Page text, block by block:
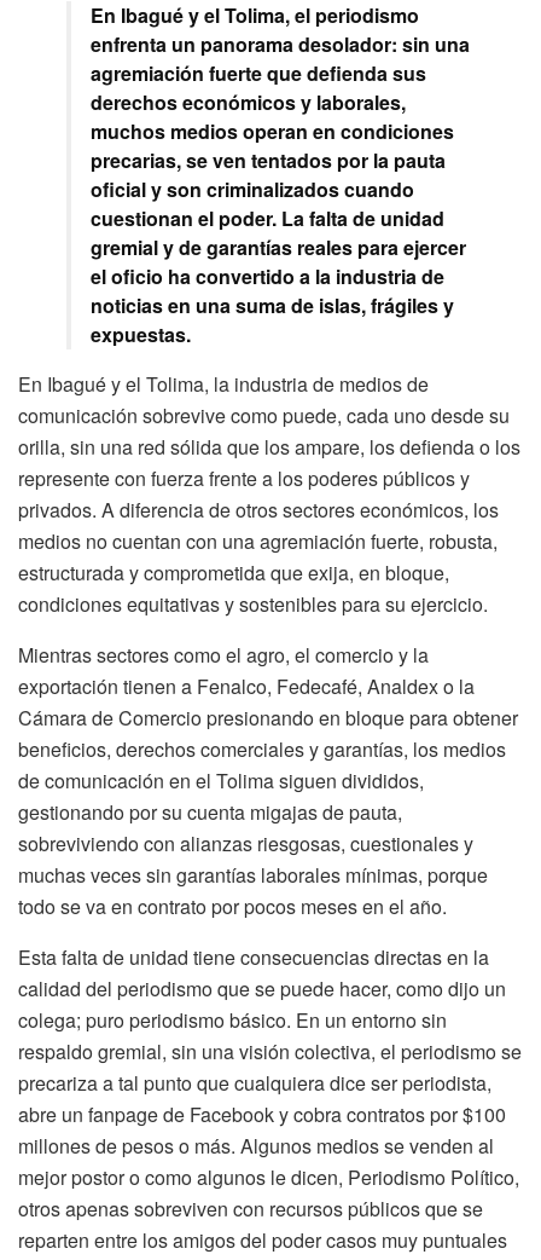
En Ibagué y el Tolima, el periodismo
enfrenta un panorama desolador: sin una
agremiación fuerte que defienda sus
derechos económicos y laborales,
muchos medios operan en condiciones
precarias, se ven tentados por la pauta
oficial y son criminalizados cuando
cuestionan el poder. La falta de unidad
gremial y de garantías reales para ejercer
el oficio ha convertido a la industria de
noticias en una suma de islas, frágiles y
expuestas.
En Ibagué y el Tolima, la industria de medios de
comunicación sobrevive como puede, cada uno desde su
orilla, sin una red sólida que los ampare, los defienda o los
represente con fuerza frente a los poderes públicos y
privados. A diferencia de otros sectores económicos, los
medios no cuentan con una agremiación fuerte, robusta,
estructurada y comprometida que exija, en bloque,
condiciones equitativas y sostenibles para su ejercicio.
Mientras sectores como el agro, el comercio y la
exportación tienen a Fenalco, Fedecafé, Analdex o la
Cámara de Comercio presionando en bloque para obtener
beneficios, derechos comerciales y garantías, los medios
de comunicación en el Tolima siguen divididos,
gestionando por su cuenta migajas de pauta,
sobreviviendo con alianzas riesgosas, cuestionales y
muchas veces sin garantías laborales mínimas, porque
todo se va en contrato por pocos meses en el año.
Esta falta de unidad tiene consecuencias directas en la
calidad del periodismo que se puede hacer, como dijo un
colega; puro periodismo básico. En un entorno sin
respaldo gremial, sin una visión colectiva, el periodismo se
precariza a tal punto que cualquiera dice ser periodista,
abre un fanpage de Facebook y cobra contratos por $100
millones de pesos o más. Algunos medios se venden al
mejor postor o como algunos le dicen, Periodismo Político,
otros apenas sobreviven con recursos públicos que se
reparten entre los amigos del poder casos muy puntuales